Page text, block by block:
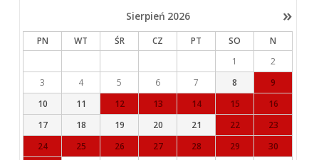
»
Sierpień 2026
PN WT ŚR CZ PT SO
N
1
2
3
4 5 6 7 8
9
10
11 12 13 14 15
16
17
18 19 20 21 22
23
24
25 26 27 28 29
30